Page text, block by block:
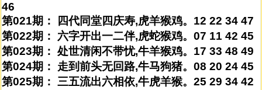
46
第021期： 四代同堂四庆寿,虎羊猴鸡。12 22 34 47
第022期： 六字开出一二伴,虎蛇猴鸡。07 11 42 45
第023期： 处世清闲不带忧,牛羊猴鸡。17 33 48 49
第024期： 走到前头无回路,牛马狗猪。08 20 24 45
第025期： 三五流出六相依,牛虎羊猴。25 29 34 42